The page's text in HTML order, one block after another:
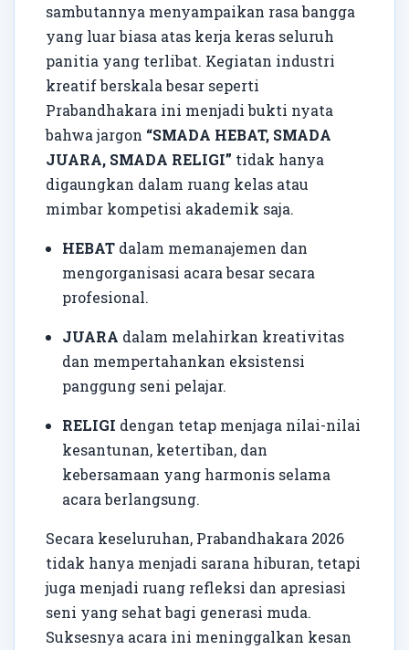
sambutannya menyampaikan rasa bangga
yang luar biasa atas kerja keras seluruh
panitia yang terlibat. Kegiatan industri
kreatif berskala besar seperti
Prabandhakara ini menjadi bukti nyata
bahwa jargon “SMADA HEBAT, SMADA
JUARA, SMADA RELIGI” tidak hanya
digaungkan dalam ruang kelas atau
mimbar kompetisi akademik saja.
HEBAT dalam memanajemen dan
mengorganisasi acara besar secara
profesional.
JUARA dalam melahirkan kreativitas
dan mempertahankan eksistensi
panggung seni pelajar.
RELIGI dengan tetap menjaga nilai-nilai
kesantunan, ketertiban, dan
kebersamaan yang harmonis selama
acara berlangsung.
Secara keseluruhan, Prabandhakara 2026
tidak hanya menjadi sarana hiburan, tetapi
juga menjadi ruang refleksi dan apresiasi
seni yang sehat bagi generasi muda.
Suksesnya acara ini meninggalkan kesan